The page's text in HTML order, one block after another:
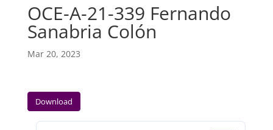
OCE-A-21-339 Fernando
Sanabria Colón
Mar 20, 2023
Download